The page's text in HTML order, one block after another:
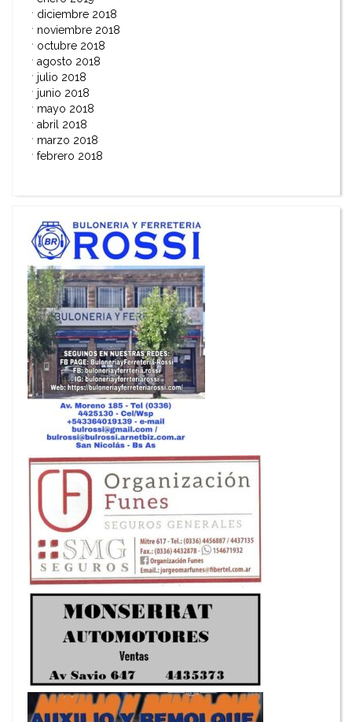
diciembre 2018
noviembre 2018
octubre 2018
agosto 2018
julio 2018
junio 2018
mayo 2018
abril 2018
marzo 2018
febrero 2018